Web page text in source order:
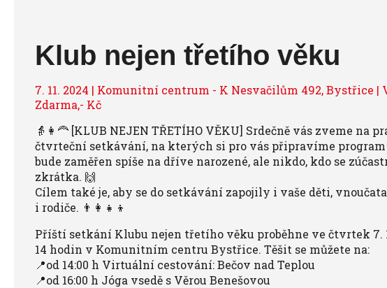
Klub nejen třetího věku
7. 11. 2024 | Komunitní centrum - K Nesvačilům 492, Bystřice |
Zdarma,- Kč
👵👩‍🦰 [KLUB NEJEN TŘETÍHO VĚKU] Srdečně vás zveme na
čtvrteční setkávání, na kterých si pro vás připravíme
bude zaměřen spíše na dříve narozené, ale nikdo, kdo se
zkrátka. 🙌
Cílem také je, aby se do setkávání zapojily i vaše děti,
i rodiče. 👨‍👩‍👧‍👦
Příští setkání Klubu nejen třetího věku proběhne ve čtvrtek 7.
14 hodin v Komunitním centru Bystřice. Těšit se můžete na:
📍od 14:00 h Virtuální cestování: Bečov nad Teplou
📍od 16:00 h Jóga vsedě s Věrou Benešovou